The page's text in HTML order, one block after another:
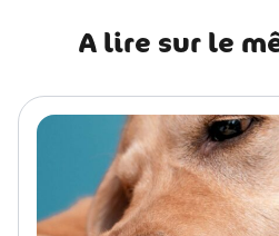
A lire sur le